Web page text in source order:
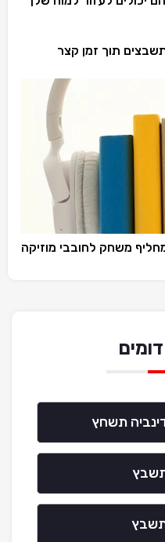
תוך זמן קצר
משחק לחובבי מוזיקה
תשחץ